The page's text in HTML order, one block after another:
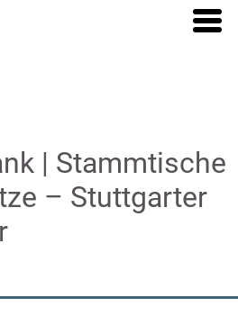
| Stammtische
– Stuttgarter